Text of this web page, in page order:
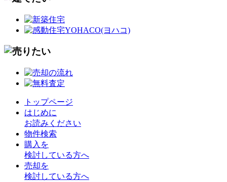
トップページ
はじめに
お読みください
物件検索
購入を
検討している方へ
売却を
検討している方へ